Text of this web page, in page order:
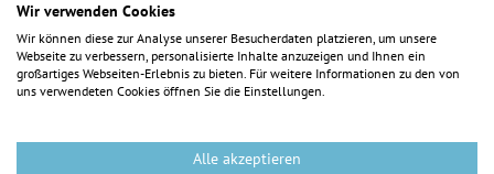
o
k
a
m
Wir verwenden Cookies
Wir können diese zur Analyse unserer Besucherdaten platzieren, um unsere
Webseite zu verbessern, personalisierte Inhalte anzuzeigen und Ihnen ein
großartiges Webseiten-Erlebnis zu bieten. Für weitere Informationen zu den von
uns verwendeten Cookies öffnen Sie die Einstellungen.
Alle akzeptieren